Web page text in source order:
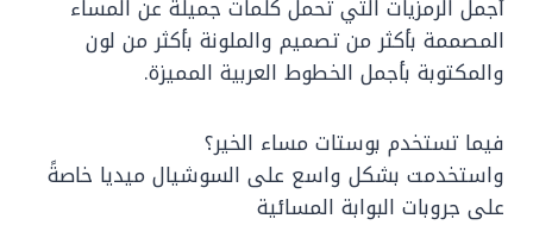
أجمل الرمزيات التي تحمل كلمات جميلة عن المساء
المصممة بأكثر من تصميم والملونة بأكثر من لون
والمكتوبة بأجمل الخطوط العربية المميزة.
فيما تستخدم بوستات مساء الخير؟
واستخدمت بشكل واسع على السوشيال ميديا خاصةً
على جروبات البوابة المسائية